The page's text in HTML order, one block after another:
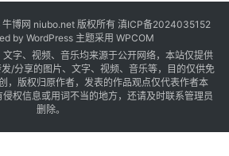
牛博网 niubo.net 版权所有 滇ICP备2024035152
by WordPress 主题采用 WPCOM
字、视频、音乐均来源于公开网络，本站仅提供
/分享的图片、文字、视频、音乐等，目的仅供免
，版权归原作者，发表的作品观点仅代表作者本
权信息或用词不当的地方，还请及时联系管理员
删除。